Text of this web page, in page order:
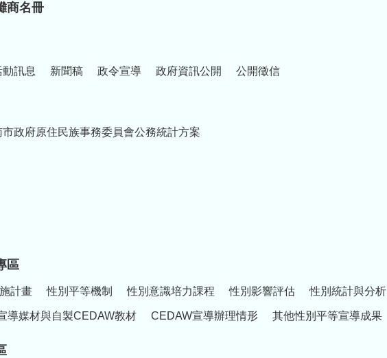
商名冊
動訊息 新聞稿 政令宣導 政府資訊公開 公開徵信
市政府原住民族事務委員會公務統計方案
區
計畫 性別平等機制 性別意識培力課程 性別影響評估 性別統計與分析
導媒材與自製CEDAW教材 CEDAW宣導辦理情形 其他性別平等宣導成果